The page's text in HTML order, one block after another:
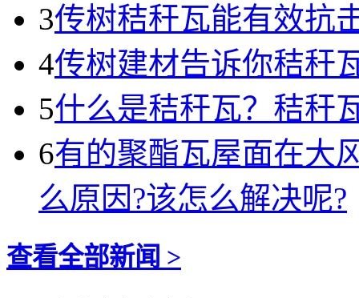
3传树秸秆瓦能有效抗
4传树建材告诉你秸秆
5什么是秸秆瓦？秸秆
6有的聚酯瓦屋面在大
么原因?该怎么解决呢?
查看全部新闻 >